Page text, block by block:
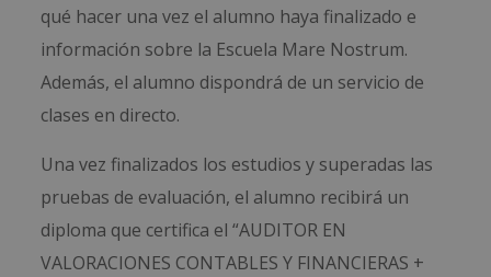
qué hacer una vez el alumno haya finalizado e
información sobre la Escuela Mare Nostrum.
Además, el alumno dispondrá de un servicio de
clases en directo.
Una vez finalizados los estudios y superadas las
pruebas de evaluación, el alumno recibirá un
diploma que certifica el “AUDITOR EN
VALORACIONES CONTABLES Y FINANCIERAS +